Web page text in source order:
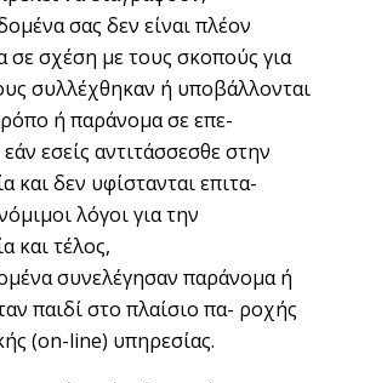
σας δεν είναι πλέον
σε σχέση με τους σκοπούς για
συλλέχθηκαν ή υποβάλλονται
ή παράνομα σε επε-
εσείς αντιτάσσεσθε στην
και δεν υφίστανται επιτα-
λόγοι για την
και τέλος,
συνελέγησαν παράνομα ή
παιδί στο πλαίσιο πα- ροχής
(on-line) υπηρεσίας.